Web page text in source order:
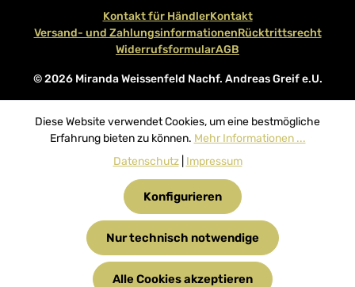
© 2026 Miranda Weissenfeld Nachf. Andreas Greif e.U.
Kontakt für HändlerKontakt
Versand- und ZahlungsinformationenRücktrittsrecht
WiderrufsformularAGB
Diese Website verwendet Cookies, um eine bestmögliche
Erfahrung bieten zu können. Mehr Informationen ...
Datenschutz| Impressum
Nur technisch notwendige
Konfigurieren
Alle Cookies akzeptieren